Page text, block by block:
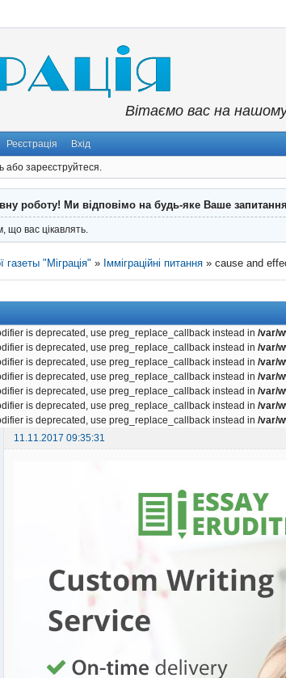
Вітаємо вас на
Реєстрація Вхід
або зареєструйтеся.
роботу! Ми відповімо на будь-яке Ваше
що вас цікавлять.
газеты "Міграція" » Імміграційні питання »cause and
is deprecated, use preg_replace_callback instead in /var/
is deprecated, use preg_replace_callback instead in /var/
is deprecated, use preg_replace_callback instead in /var/
is deprecated, use preg_replace_callback instead in /var/
is deprecated, use preg_replace_callback instead in /var/
is deprecated, use preg_replace_callback instead in /var/
is deprecated, use preg_replace_callback instead in /var/
11.11.2017 09:35:31